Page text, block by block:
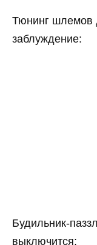
Тюнинг шлемов
заблуждение:
Будильник-
выключится: